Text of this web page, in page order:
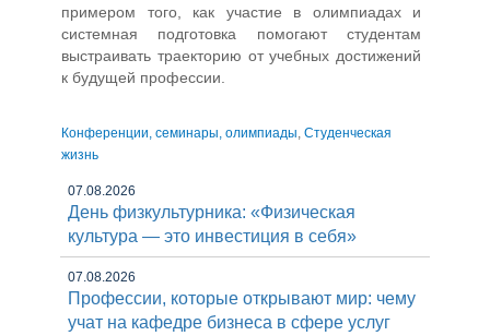
примером того, как участие в олимпиадах и
системная подготовка помогают студентам
выстраивать траекторию от учебных достижений
к будущей профессии.
Конференции, семинары, олимпиады, Студенческая
жизнь
07.08.2026
День физкультурника: «Физическая
культура — это инвестиция в себя»
07.08.2026
Профессии, которые открывают мир: чему
учат на кафедре бизнеса в сфере услуг